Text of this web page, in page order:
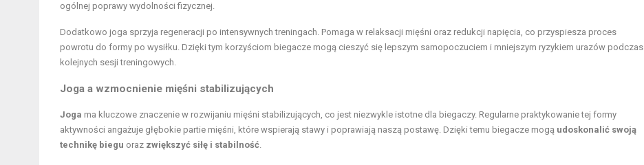
ogólnej poprawy wydolności fizycznej.
Dodatkowo joga sprzyja regeneracji po intensywnych treningach. Pomaga w relaksacji mięśni oraz redukcji napięcia, co przyspiesza proces
powrotu do formy po wysiłku. Dzięki tym korzyściom biegacze mogą cieszyć się lepszym samopoczuciem i mniejszym ryzykiem urazów podczas
kolejnych sesji treningowych.
Joga a wzmocnienie mięśni stabilizujących
Joga ma kluczowe znaczenie w rozwijaniu mięśni stabilizujących, co jest niezwykle istotne dla biegaczy. Regularne praktykowanie tej formy
aktywności angażuje głębokie partie mięśni, które wspierają stawy i poprawiają naszą postawę. Dzięki temu biegacze mogą udoskonalić swoją
technikę biegu oraz zwiększyć siłę i stabilność.